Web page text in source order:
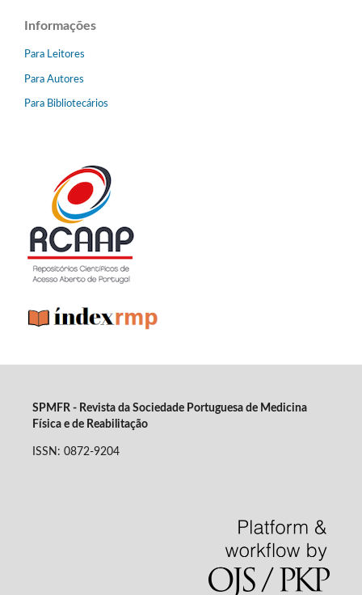
Informações
Para Leitores
Para Autores
Para Bibliotecários
SPMFR - Revista da Sociedade Portuguesa de Medicina
Física e de Reabilitação
ISSN: 0872-9204